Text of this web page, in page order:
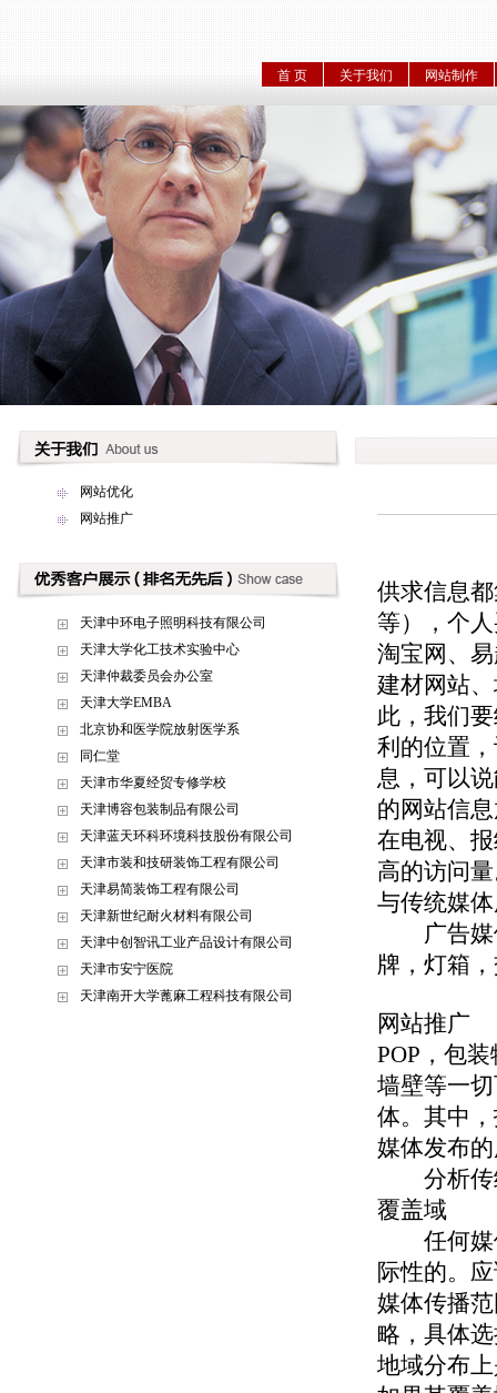
首 页 关于我们 网站制作
网站优化
网站推广
天津中环电子照明科技有限公司
天津大学化工技术实验中心
天津仲裁委员会办公室
天津大学EMBA
北京协和医学院放射医学系
同仁堂
天津市华夏经贸专修学校
天津博容包装制品有限公司
天津蓝天环科环境科技股份有限公司
天津市装和技研装饰工程有限公司
天津易简装饰工程有限公司
天津新世纪耐火材料有限公司
天津中创智讯工业产品设计有限公司
天津市安宁医院
天津南开大学蓖麻工程科技有限公司
供求信息
等），个
淘宝网、
建材网站
此，我们
利的位置
息，可以
的网站信
在电视、
高的访问
与传统媒
广告媒体
牌，灯箱
网站推广
POP，包
墙壁等一
体。其中
媒体发布
分析传统
覆盖域
任何媒体
际性的。
媒体传播
略，具体
地域分布